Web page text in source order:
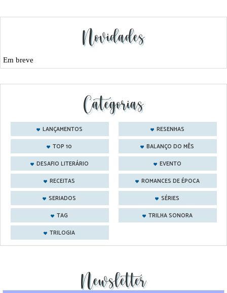
Novidades
Em breve
Categorias
LANÇAMENTOS
RESENHAS
TOP 10
BALANÇO DO MÊS
DESAFIO LITERÁRIO
EVENTO
RECEITAS
ROMANCES DE ÉPOCA
SERIADOS
SÉRIES
TAG
TRILHA SONORA
TRILOGIA
Newsletter